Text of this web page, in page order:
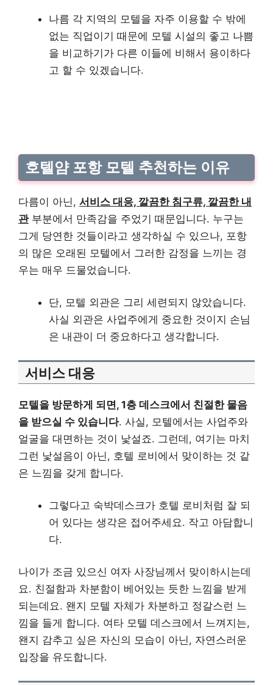
나름 각 지역의 모텔을 자주 이용할 수 밖에
없는 직업이기 때문에 모텔 시설의 좋고 나쁨
을 비교하기가 다른 이들에 비해서 용이하다
고 할 수 있겠습니다.
호텔얌 포항 모텔 추천하는 이유
다름이 아닌, 서비스 대응, 깔끔한 침구류, 깔끔한 내
관부분에서 만족감을 주었기 때문입니다. 누구는
그게 당연한 것들이라고 생각하실 수 있으나, 포항
의 많은 오래된 모텔에서 그러한 감정을 느끼는 경
우는 매우 드물었습니다.
단, 모텔 외관은 그리 세련되지 않았습니다.
사실 외관은 사업주에게 중요한 것이지 손님
은 내관이 더 중요하다고 생각합니다.
서비스 대응
모텔을 방문하게 되면, 1층 데스크에서 친절한 물음
을 받으실 수 있습니다. 사실, 모텔에서는 사업주와
얼굴을 대면하는 것이 낯설죠. 그런데, 여기는 마치
그런 낯설음이 아닌, 호텔 로비에서 맞이하는 것 같
은 느낌을 갖게 합니다.
그렇다고 숙박데스크가 호텔 로비처럼 잘 되
어 있다는 생각은 접어주세요. 작고 아담합니
다.
나이가 조금 있으신 여자 사장님께서 맞이하시는데
요. 친절함과 차분함이 베어있는 듯한 느낌을 받게
되는데요. 왠지 모텔 자체가 차분하고 정갈스런 느
낌을 들게 합니다. 여타 모텔 데스크에서 느껴지는,
왠지 감추고 싶은 자신의 모습이 아닌, 자연스러운
입장을 유도합니다.